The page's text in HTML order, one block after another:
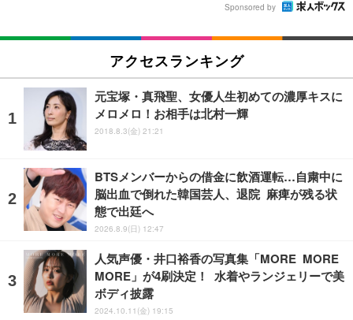
Sponsored by
アクセスランキング
元宝塚・真飛聖、女優人生初めての濃厚キスに
メロメロ！お相手は北村一輝
2018.8.3(金) 21:21
BTSメンバーからの借金に飲酒運転…自粛中に
脳出血で倒れた韓国芸人、退院 麻痺が残る状
態で出廷へ
2026.8.9(日) 12:47
人気声優・井口裕香の写真集「MORE MORE
MORE」が4刷決定！ 水着やランジェリーで美
ボディ披露
2024.10.11(金) 19:15